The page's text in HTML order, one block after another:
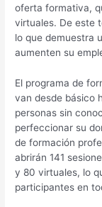
oferta formativa,
virtuales. De este
lo que demuestra
aumenten su
El programa de
van desde básico
personas sin
perfeccionar su
de formación
abrirán 141
y 80 virtuales, lo
participantes en